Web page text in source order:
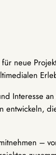
neue
Interesse
–